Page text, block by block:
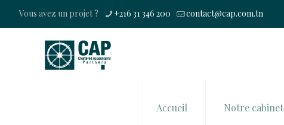
Vous avez un projet ? +216 31 346 200 contact@cap.com.tn
Accueil Notre cabinet